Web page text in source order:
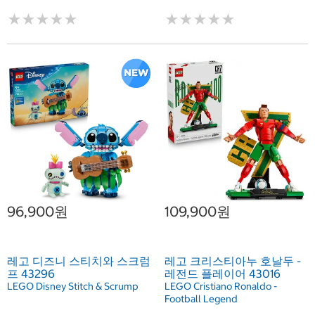
★★★★★
★★★★★ ★★★★★
★★★★★
96,900원
레고 디즈니 스티치와 스크럼
프 43296
LEGO Disney Stitch & Scrump
109,900원
레고 크리스티아누 호날두 -
레전드 플레이어 43016
LEGO Cristiano Ronaldo -
Football Legend